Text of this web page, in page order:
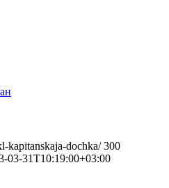
kapitanskaja-dochka/ 300
03-31T10:19:00+03:00